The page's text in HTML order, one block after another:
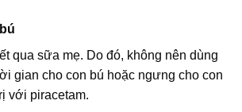
qua sữa mẹ. Do đó, không nên dùng
gian cho con bú hoặc ngưng cho con
với piracetam.